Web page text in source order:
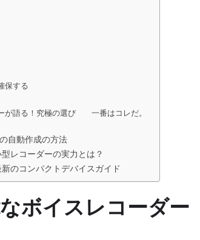
保する
が語る！究極の選び 一番はコレだ。
自動作成の方法
レコーダーの実力とは？
のコンパクトデバイスガイド
ボイスレコーダー